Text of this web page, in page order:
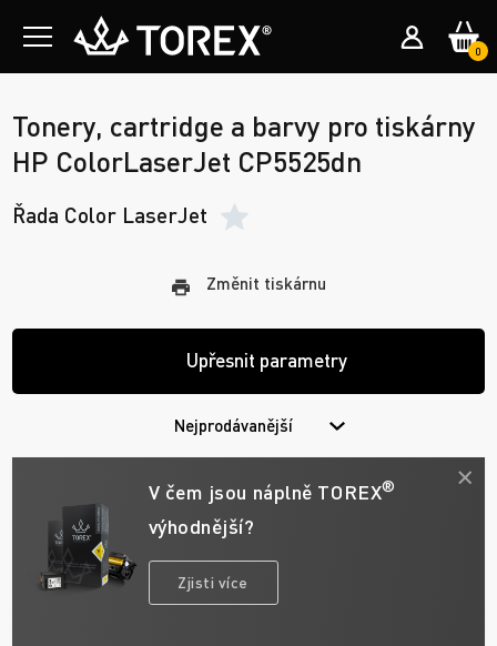
0
Tonery, cartridge a barvy pro tiskárny
HP ColorLaserJet CP5525dn
Řada Color LaserJet
Změnit tiskárnu
Upřesnit parametry
Nejprodávanější
V čem jsou náplně TOREX®
výhodnější?
Zjisti více